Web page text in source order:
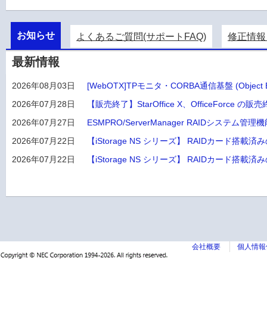
お知らせ よくあるご質問(サポートFAQ) 修正情
最新情報
2026年08月03日
[WebOTX]TPモニタ・CORBA通信基盤
2026年07月28日
【販売終了】StarOffice X、OfficeForce の販売
2026年07月27日
ESMPRO/ServerManager RAIDシステム管理
2026年07月22日
【iStorage NS シリーズ】 RAIDカード搭載済
2026年07月22日
【iStorage NS シリーズ】 RAIDカード搭載済
会社概要 個人情